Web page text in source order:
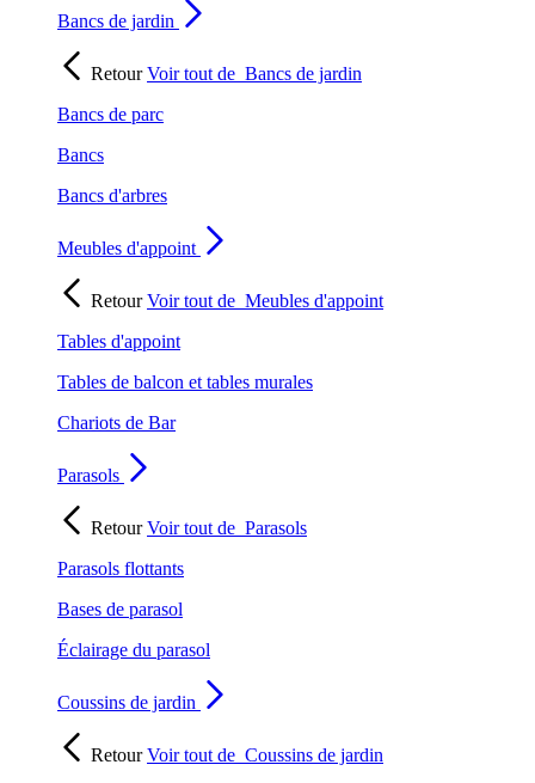
Bancs de jardin
RetourVoir tout de Bancs de jardin
Bancs de parc
Bancs
Bancs d'arbres
Meubles d'appoint
RetourVoir tout de Meubles d'appoint
Tables d'appoint
Tables de balcon et tables murales
Chariots de Bar
Parasols
RetourVoir tout de Parasols
Parasols flottants
Bases de parasol
Éclairage du parasol
Coussins de jardin
RetourVoir tout de Coussins de jardin